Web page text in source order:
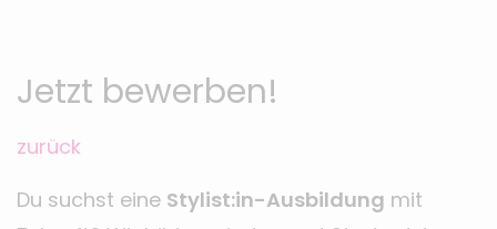
Jetzt bewerben!
zurück
Du suchst eine Stylist:in-Ausbildung mit